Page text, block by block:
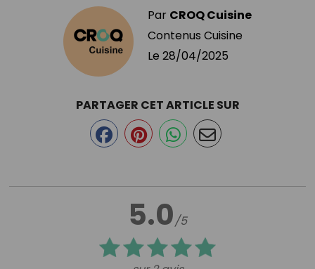
Par CROQ Cuisine
Contenus Cuisine
Le 28/04/2025
5.0/5
PARTAGER CET ARTICLE SUR